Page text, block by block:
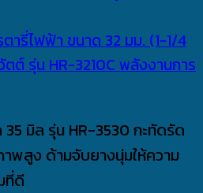
มิล รุ่น HR-3530 กะทัดรัด
าพสูง ด้ามจับยางนุ่มให้ความ
ที่ดี